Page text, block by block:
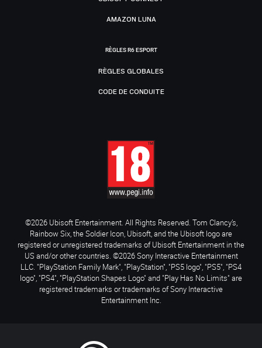
AMAZON LUNA
RÈGLES R6 ESPORT
RÈGLES GLOBALES
CODE DE CONDUITE
©2026 Ubisoft Entertainment. All Rights Reserved. Tom Clancy’s,
Rainbow Six, the Soldier Icon, Ubisoft, and the Ubisoft logo are
registered or unregistered trademarks of Ubisoft Entertainment in the
US and/or other countries. ©2026 Sony Interactive Entertainment
LLC. "PlayStation Family Mark", "PlayStation", "PS5 logo", "PS5", "PS4
logo", "PS4", "PlayStation Shapes Logo" and "Play Has No Limits" are
registered trademarks or trademarks of Sony Interactive
Entertainment Inc.